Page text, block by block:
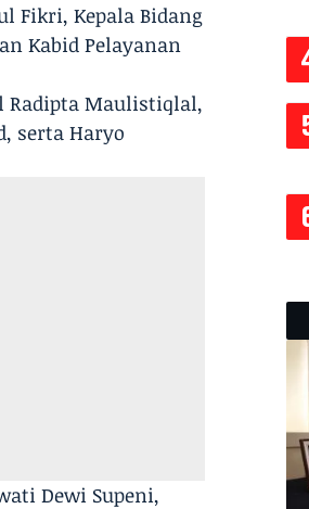
Fikri, Kepala Bidang
Kabid Pelayanan
Radipta Maulistiqlal,
serta Haryo
Dewi Supeni,